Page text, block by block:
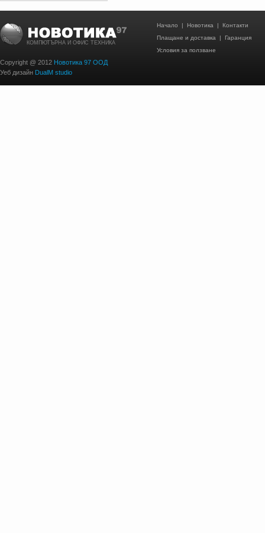
КОМПЮТЪРНА И ОФИС ТЕХНИКА
Copyright @ 2012 Новотика 97 ООД
Уеб дизайн DualM studio
Начало | Новотика | Контакти
Плащане и доставка | Гаранция
Условия за ползване